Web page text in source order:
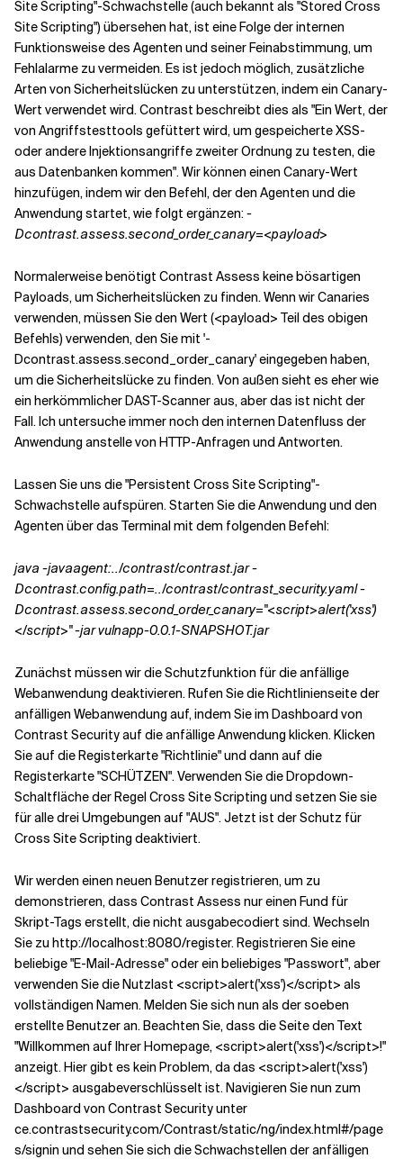
Site Scripting"-Schwachstelle (auch bekannt als "Stored Cross
Site Scripting") übersehen hat, ist eine Folge der internen
Funktionsweise des Agenten und seiner Feinabstimmung, um
Fehlalarme zu vermeiden. Es ist jedoch möglich, zusätzliche
Arten von Sicherheitslücken zu unterstützen, indem ein Canary-
Wert verwendet wird. Contrast beschreibt dies als "Ein Wert, der
von Angriffstesttools gefüttert wird, um gespeicherte XSS-
oder andere Injektionsangriffe zweiter Ordnung zu testen, die
aus Datenbanken kommen". Wir können einen Canary-Wert
hinzufügen, indem wir den Befehl, der den Agenten und die
Anwendung startet, wie folgt ergänzen:-
Dcontrast.assess.second_order_canary=<payload>
Normalerweise benötigt Contrast Assess keine bösartigen
Payloads, um Sicherheitslücken zu finden. Wenn wir Canaries
verwenden, müssen Sie den Wert (<payload> Teil des obigen
Befehls) verwenden, den Sie mit '-
Dcontrast.assess.second_order_canary' eingegeben haben,
um die Sicherheitslücke zu finden. Von außen sieht es eher wie
ein herkömmlicher DAST-Scanner aus, aber das ist nicht der
Fall. Ich untersuche immer noch den internen Datenfluss der
Anwendung anstelle von HTTP-Anfragen und Antworten.
Lassen Sie uns die "Persistent Cross Site Scripting"-
Schwachstelle aufspüren. Starten Sie die Anwendung und den
Agenten über das Terminal mit dem folgenden Befehl:
java -javaagent:../contrast/contrast.jar -
Dcontrast.config.path=../contrast/contrast_security.yaml -
Dcontrast.assess.second_order_canary="<script>alert('xss')
</script>" -jar vulnapp-0.0.1-SNAPSHOT.jar
Zunächst müssen wir die Schutzfunktion für die anfällige
Webanwendung deaktivieren. Rufen Sie die Richtlinienseite der
anfälligen Webanwendung auf, indem Sie im Dashboard von
Contrast Security auf die anfällige Anwendung klicken. Klicken
Sie auf die Registerkarte "Richtlinie" und dann auf die
Registerkarte "SCHÜTZEN". Verwenden Sie die Dropdown-
Schaltfläche der Regel Cross Site Scripting und setzen Sie sie
für alle drei Umgebungen auf "AUS". Jetzt ist der Schutz für
Cross Site Scripting deaktiviert.
Wir werden einen neuen Benutzer registrieren, um zu
demonstrieren, dass Contrast Assess nur einen Fund für
Skript-Tags erstellt, die nicht ausgabecodiert sind. Wechseln
Sie zu http://localhost:8080/register. Registrieren Sie eine
beliebige "E-Mail-Adresse" oder ein beliebiges "Passwort", aber
verwenden Sie die Nutzlast <script>alert('xss')</script> als
vollständigen Namen. Melden Sie sich nun als der soeben
erstellte Benutzer an. Beachten Sie, dass die Seite den Text
"Willkommen auf Ihrer Homepage, <script>alert('xss')</script>!"
anzeigt. Hier gibt es kein Problem, da das <script>alert('xss')
</script> ausgabeverschlüsselt ist. Navigieren Sie nun zum
Dashboard von Contrast Security unter
ce.contrastsecurity.com/Contrast/static/ng/index.html#/page
s/signin und sehen Sie sich die Schwachstellen der anfälligen